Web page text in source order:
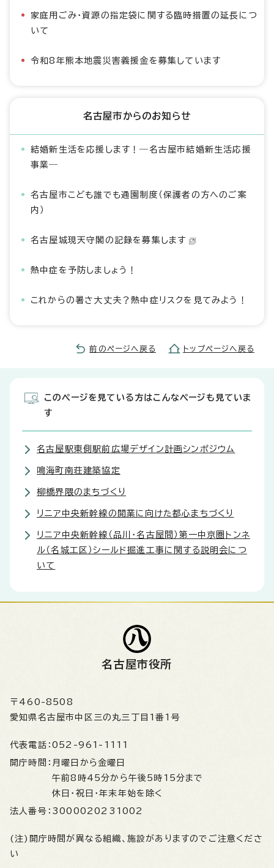
家庭用ごみ・資源の指定袋に関する臨時措置の延長につ
いて
令和8年熊本地震災害義援金を募集しています
名古屋市からのお知らせ
結婚新生活を応援します！―名古屋市結婚新生活応援
事業―
名古屋市こども誰でも通園制度（保護者の方へのご案
内）
名古屋城現天守閣の記録を募集します
熱中症を予防しましょう！
これからの暑さ大丈夫？熱中症リスクを見てみよう！
前のページへ戻る トップページへ戻る
このページを見ている方はこんなページも見ていま
す
名古屋駅東側駅前広場デザイン計画シンポジウム
鳴海町南荘建築協定
柳橋界隈のまちづくり
リニア中央新幹線の開業に向けた都心まちづくり
リニア中央新幹線（品川・名古屋間）第一中京圏トンネ
ル（名城工区）シールド掘進工事に関する説明会につ
いて
名古屋市役所
〒460-8508
愛知県名古屋市中区三の丸三丁目1番1号
代表電話： 052-961-1111
開庁時間： 月曜日から金曜日
午前8時45分から午後5時15分まで
休日・祝日・年末年始を除く
法人番号： 3000020231002
(注)開庁時間が異なる組織、施設がありますのでご注意くださ
い